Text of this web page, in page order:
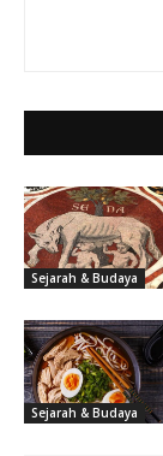
Sejarah & Budaya
Sejarah & Budaya